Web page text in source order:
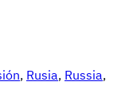
, Rusia, Russia